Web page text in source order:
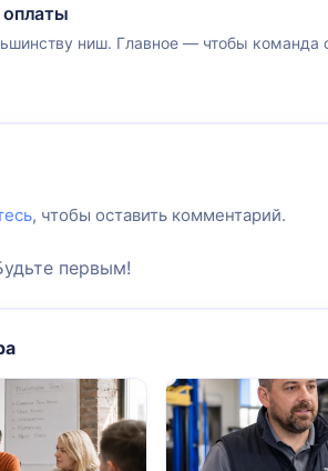
оплаты
ниш. Главное — чтобы команда
, чтобы оставить комментарий.
первым!